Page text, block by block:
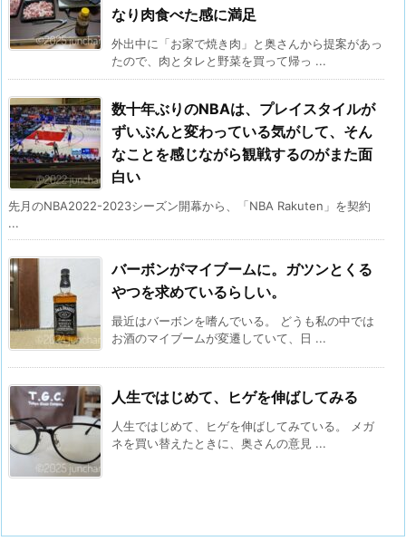
なり肉食べた感に満足
外出中に「お家で焼き肉」と奥さんから提案があっ
たので、肉とタレと野菜を買って帰っ ...
数十年ぶりのNBAは、プレイスタイルが
ずいぶんと変わっている気がして、そん
なことを感じながら観戦するのがまた面
白い
先月のNBA2022-2023シーズン開幕から、「NBA Rakuten」を契約
...
バーボンがマイブームに。ガツンとくる
やつを求めているらしい。
最近はバーボンを嗜んでいる。 どうも私の中では
お酒のマイブームが変遷していて、日 ...
人生ではじめて、ヒゲを伸ばしてみる
人生ではじめて、ヒゲを伸ばしてみている。 メガ
ネを買い替えたときに、奥さんの意見 ...